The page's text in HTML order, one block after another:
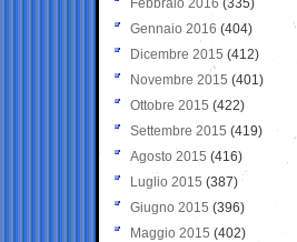
Febbraio 2016 (335)
Gennaio 2016 (404)
Dicembre 2015 (412)
Novembre 2015 (401)
Ottobre 2015 (422)
Settembre 2015 (419)
Agosto 2015 (416)
Luglio 2015 (387)
Giugno 2015 (396)
Maggio 2015 (402)